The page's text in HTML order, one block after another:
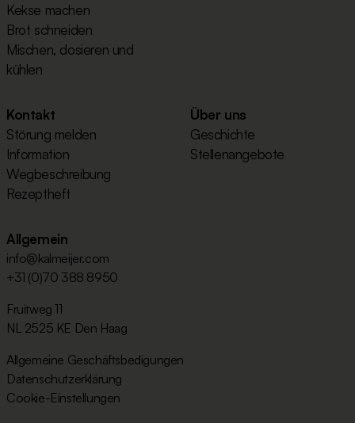
Kekse machen
Brot schneiden
Mischen, dosieren und
kühlen
Kontakt
Störung melden
Information
Wegbeschreibung
Rezeptheft
Über uns
Geschichte
Stellenangebote
Allgemein
info@kalmeijer.com
+31 (0)70 388 8950
Fruitweg 11
NL 2525 KE Den Haag
Allgemeine Geschäftsbedigungen
Datenschutzerklärung
Cookie-Einstellungen